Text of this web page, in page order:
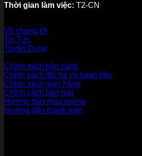
Thời gian làm việc: T2-CN
Về chúng tôi
Tin Tức
Tuyển Dụng
Chính sách bảo hành
Chính sách đổi trả và hoàn tiền
Chính sách giao hàng
Chính sách bảo mật
Hướng dẫn mua online
Hướng dẫn thanh toán